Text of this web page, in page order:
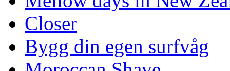
Closer
Bygg din egen surfvåg